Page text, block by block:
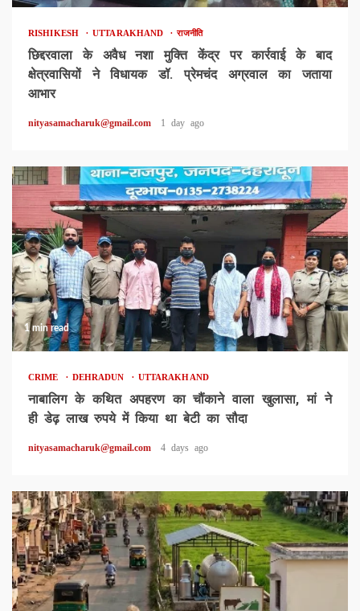
RISHIKESH UTTARAKHAND राजनीति
छिद्दरवाला के अवैध नशा मुक्ति केंद्र पर कार्रवाई के बाद
क्षेत्रवासियों ने विधायक डॉ. प्रेमचंद अग्रवाल का जताया
आभार
nityasamacharuk@gmail.com 1 day ago
1 min read
CRIME DEHRADUN UTTARAKHAND
नाबालिग के कथित अपहरण का चौंकाने वाला खुलासा, मां ने
ही डेढ़ लाख रुपये में किया था बेटी का सौदा
nityasamacharuk@gmail.com 4 days ago